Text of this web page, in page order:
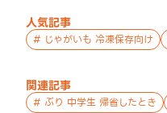
人気記事
# じゃがいも 冷凍保存向け
関連記事
# ぶり 中学生 帰省したとき